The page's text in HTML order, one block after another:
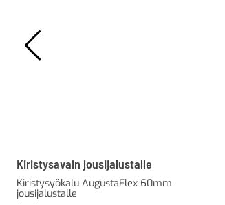
Kiristysavain jousijalustalle
Kiristysyökalu AugustaFlex 60mm
jousijalustalle